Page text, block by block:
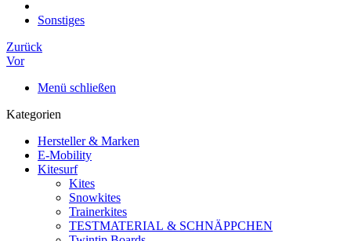
Sonstiges
Zurück
Vor
Menü schließen
Kategorien
Hersteller & Marken
E-Mobility
Kitesurf
Kites
Snowkites
Trainerkites
TESTMATERIAL & SCHNÄPPCHEN